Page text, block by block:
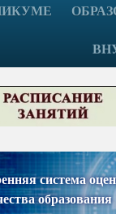
система
образования